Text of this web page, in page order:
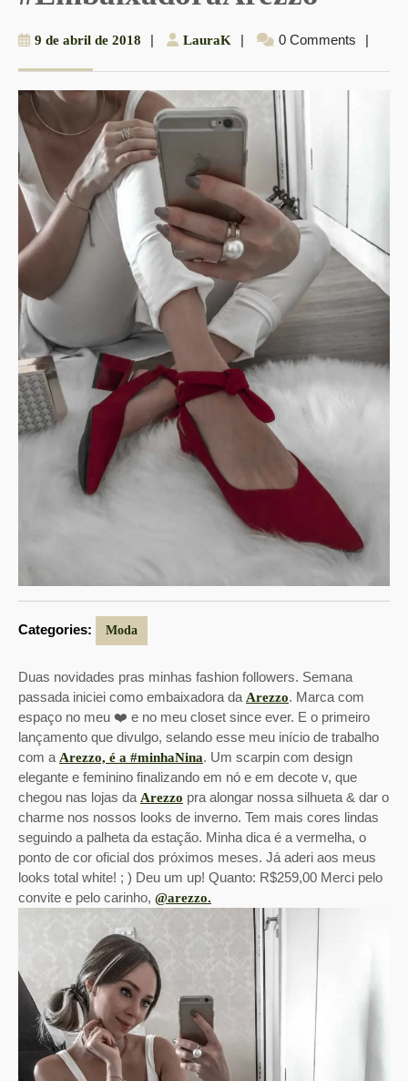
9 de abril de 2018
de
2018
| LauraK LauraK
| 0 Comments |
Categories: Moda
Duas novidades pras minhas fashion followers. Semana
passada iniciei como embaixadora da Arezzo. Marca com
espaço no meu ❤️ e no meu closet since ever. E o primeiro
lançamento que divulgo, selando esse meu início de trabalho
com a Arezzo, é a #minhaNina. Um scarpin com design
elegante e feminino finalizando em nó e em decote v, que
chegou nas lojas da Arezzo pra alongar nossa silhueta & dar o
charme nos nossos looks de inverno. Tem mais cores lindas
seguindo a palheta da estação. Minha dica é a vermelha, o
ponto de cor oficial dos próximos meses. Já aderi aos meus
looks total white! ; ) Deu um up! Quanto: R$259,00 Merci pelo
convite e pelo carinho, @arezzo.